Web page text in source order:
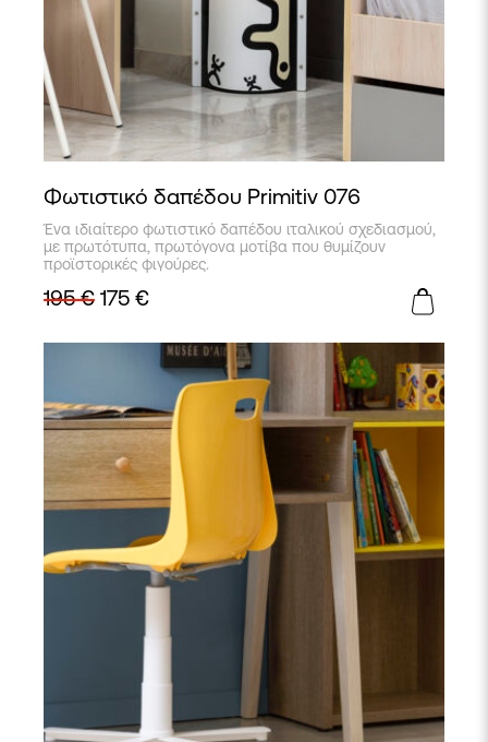
Φωτιστικό δαπέδου Primitiv 076
Ένα ιδιαίτερο φωτιστικό δαπέδου ιταλικού σχεδιασμού,
με πρωτότυπα, πρωτόγονα μοτίβα που θυμίζουν
προϊστορικές φιγούρες.
195€ 175 €